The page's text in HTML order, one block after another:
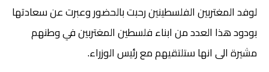
لوفد المغتربين الفلسطينين رحبت بالحضور وعبرت عن سعادتها
بودود هذا العدد من ابناء فلسطين المغتربين في وطنهم
مشيرة الى انها ستلتقيهم مع رئيس الوزراء.